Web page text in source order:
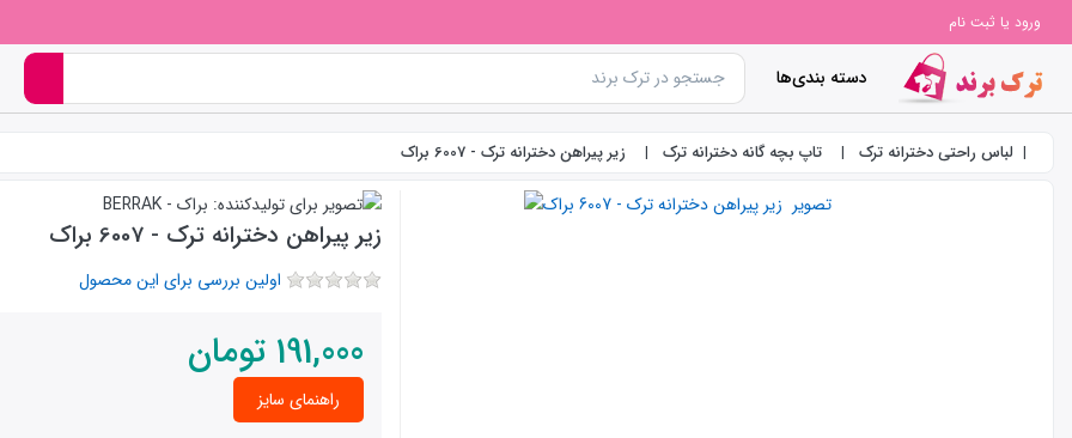
ورود یا ثبت نام
دسته بندی‌ها
لباس راحتی دخترانه ترک تاپ بچه گانه دخترانه ترک زیر پیراهن دخترانه ترک - 6007 براک
زیر پیراهن دخترانه ترک - 6007 براک
اولین بررسی برای این محصول
191,000 تومان
راهنمای سایز